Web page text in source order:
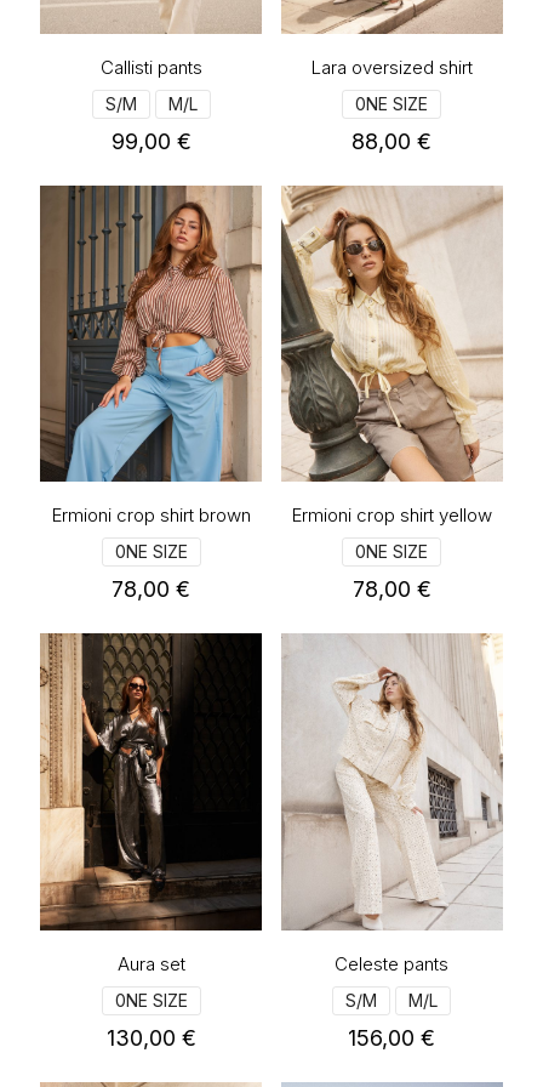
του
του
Callisti pants
S/M M/L
99,00 €
το
προϊόν
έχει
πολλαπλές
παραλλαγές.
Οι
επιλογές
μπορούν
να
επιλεγούν
στη
σελίδα
του
Lara oversized shirt
0NE SIZE
88,00€
το
έχει
πολλαπλές
παραλλαγές.
Οι
επιλογές
μπορούν
να
επιλεγούν
στη
σελίδα
του
Ermioni crop shirt brown
0NE SIZE
78,00€
το
προϊόν
έχει
πολλαπλές
παραλλαγές.
Οι
επιλογές
μπορούν
στη
σελίδα
του
Ermioni crop shirt yellow
0NE SIZE
78,00 €
το
προϊόν
έχει
πολλαπλές
παραλλαγές.
Οι
επιλογές
μπορούν
να
επιλεγούν
στη
σελίδα
του
Aura set
0NE SIZE
130,00 €
Celeste pants
S/M M/L
156,00€